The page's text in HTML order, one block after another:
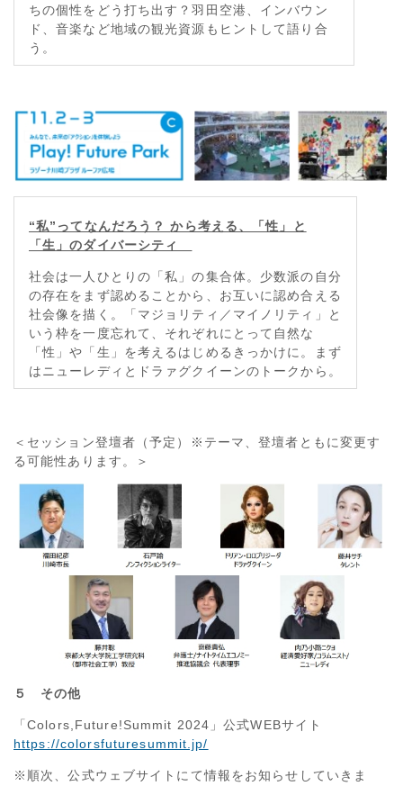
ちの個性をどう打ち出す？羽田空港、インバウン
ド、音楽など地域の観光資源もヒントして語り合
う。
“私”ってなんだろう？から考える、「性」と
「生」のダイバーシティ
社会は一人ひとりの「私」の集合体。少数派の自分
の存在をまず認めることから、お互いに認め合える
社会像を描く。「マジョリティ／マイノリティ」と
いう枠を一度忘れて、それぞれにとって自然な
「性」や「生」を考えるはじめるきっかけに。まず
はニューレディとドラァグクイーンのトークから。
＜セッション登壇者（予定）※テーマ、登壇者ともに変更す
る可能性あります。＞
５ その他
「Colors,Future!Summit 2024」公式WEBサイト
https://colorsfuturesummit.jp/
※順次、公式ウェブサイトにて情報をお知らせしていきま